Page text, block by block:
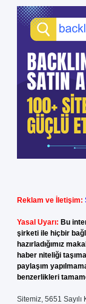
Reklam ve İletişim:
Yasal Uyarı: Bu
şirketi ile hiçbir
hazırladığımız
haber niteliği
paylaşım
benzerlikleri
Sitemiz, 5651